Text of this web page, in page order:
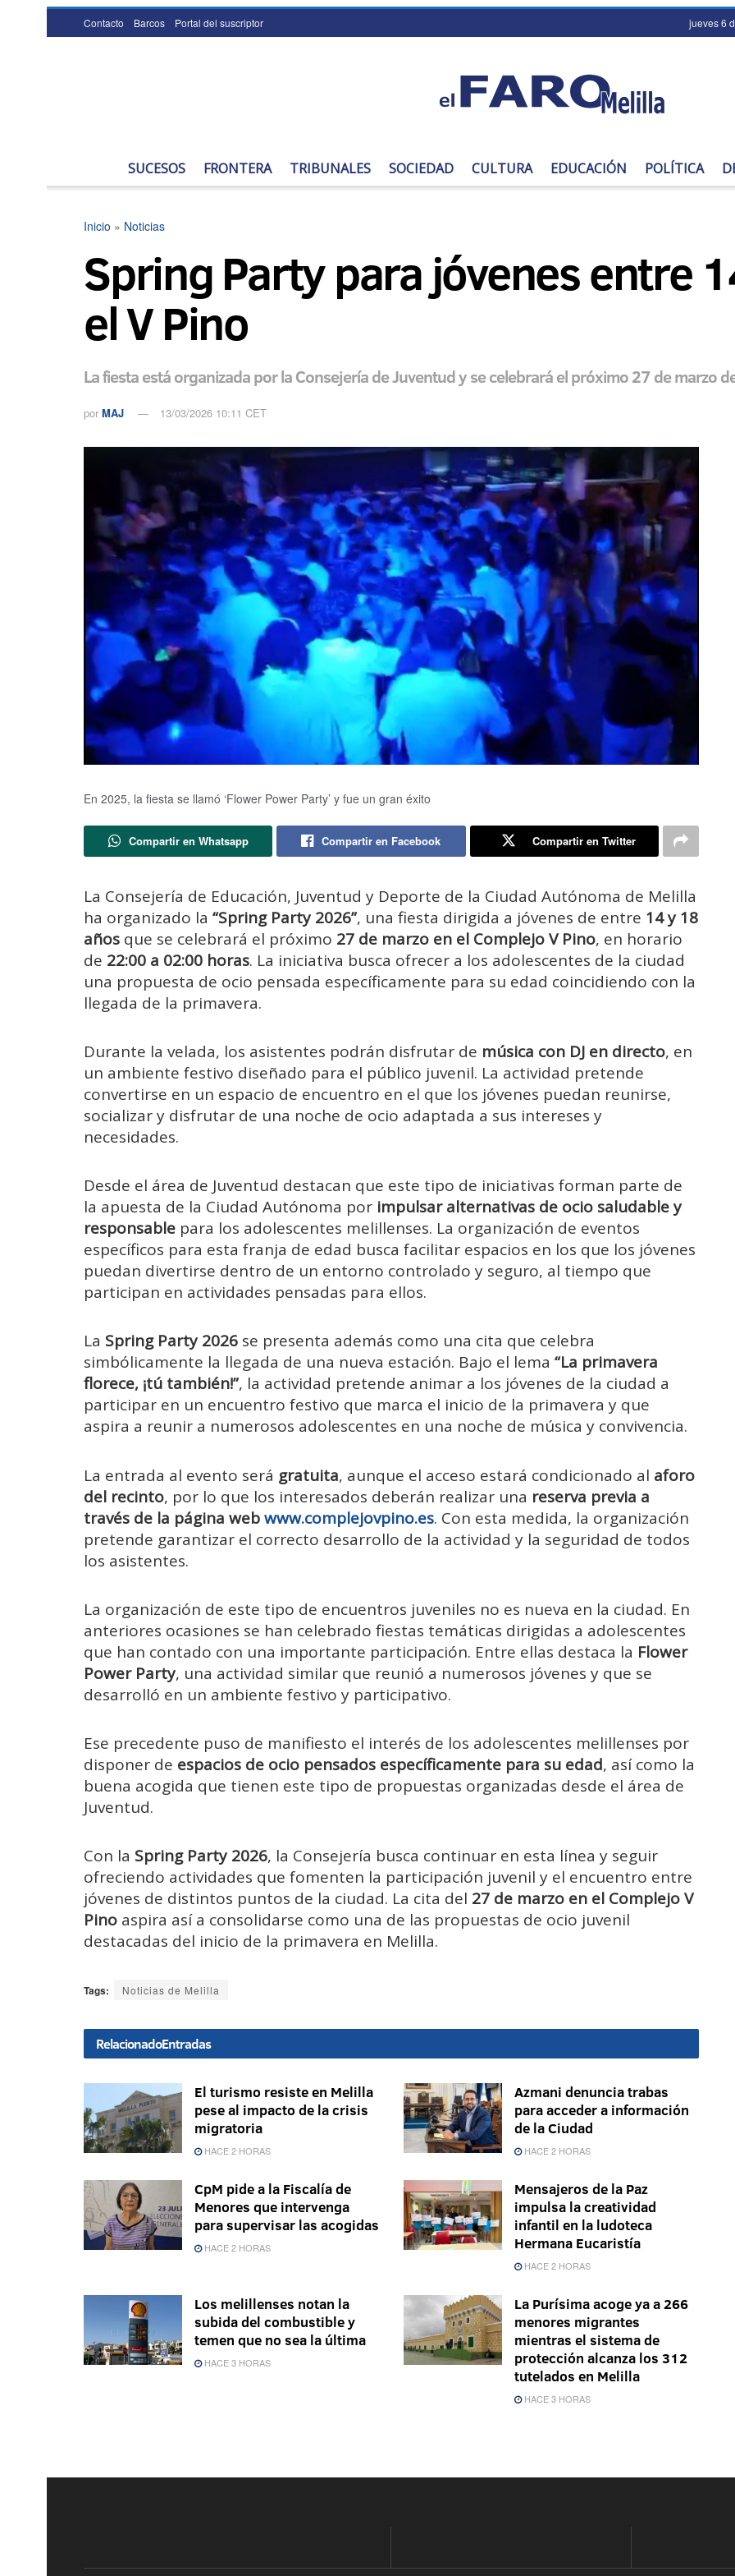
Contacto Barcos Portal del suscriptor jueves 6
SUCESOS FRONTERA TRIBUNALES SOCIEDAD CULTURA EDUCACIÓN POLÍTICA
Inicio » Noticias
Spring Party para jóvenes entre
el V Pino
La fiesta está organizada por la Consejería de Juventud y se celebrará el próximo 27 de marzo
por MAJ 13/03/2026 10:11 CET
En 2025, la fiesta se llamó ‘Flower Power Party’ y fue un gran éxito
Compartir en Whatsapp Compartir en Facebook Compartir en Twitter
La Consejería de Educación, Juventud y Deporte de la Ciudad Autónoma de Melilla
ha organizado la “Spring Party2026”, una fiesta dirigida a jóvenes de entre 14y18
años que se celebrará el próximo 27 de marzo en el ComplejoV Pino, en horario
de 22:00 a 02:00 horas. La iniciativa busca ofrecer a los adolescentes de la ciudad
una propuesta de ocio pensada específicamente para su edad coincidiendo con la
llegada de la primavera.
Durante la velada, los asistentes podrán disfrutar de música con DJ en directo, en
un ambiente festivo diseñado para el público juvenil. La actividad pretende
convertirse en un espacio de encuentro en el que los jóvenes puedan reunirse,
socializary disfrutar de una noche de ocio adaptada a sus intereses y
necesidades.
Desde el área de Juventud destacan que este tipo de iniciativas forman parte de
la apuesta de la Ciudad Autónoma por impulsaralternativas de ocio saludabley
responsable para los adolescentes melillenses. La organización de eventos
específicos para esta franja de edad busca facilitar espacios en los que los jóvenes
puedan divertirse dentro de un entorno controlado y seguro, al tiempo que
participan en actividades pensadas para ellos.
La Spring Party2026 se presenta además como una cita que celebra
simbólicamente la llegada de una nueva estación. Bajo el lema “La primavera
florece, ¡tú también!”, la actividad pretende animar a los jóvenes de la ciudad a
participar en un encuentro festivo que marca el inicio de la primavera y que
aspira a reunir a numerosos adolescentes en una noche de música y convivencia.
La entrada al evento será gratuita, aunque el acceso estará condicionado al aforo
del recinto, por lo que los interesados deberán realizar una reserva previa a
través de la página webwww.complejovpino.es. Con esta medida, la organización
pretende garantizar el correcto desarrollo de la actividad y la seguridad de todos
los asistentes.
La organización de este tipo de encuentros juveniles no es nueva en la ciudad. En
anteriores ocasiones se han celebrado fiestas temáticas dirigidas a adolescentes
que han contado con una importante participación. Entre ellas destaca la Flower
Power Party, una actividad similar que reunió a numerosos jóvenes y que se
desarrolló en un ambiente festivo y participativo.
Ese precedente puso de manifiesto el interés de los adolescentes melillenses por
disponer de espacios de ocio pensados específicamente para su edad, asícomo la
buena acogida que tienen este tipo de propuestas organizadas desde el área de
Juventud.
Con la Spring Party2026, la Consejería busca continuar en esta línea y seguir
ofreciendo actividades que fomenten la participación juvenil y el encuentro entre
jóvenes de distintos puntos de la ciudad. La cita del 27 de marzo en el ComplejoV
Pino aspira asía consolidarse como una de las propuestas de ocio juvenil
destacadas del inicio de la primavera en Melilla.
Tags: Noticias de Melilla
RelacionadoEntradas
El turismo resiste en Melilla
pese al impacto de la crisis
migratoria
HACE 2 HORAS
Azmani denuncia trabas
para acceder a información
de la Ciudad
HACE 2 HORAS
CpM pide a la Fiscalía de
Menores que intervenga
para supervisar las acogidas
HACE 2 HORAS
Mensajeros de la Paz
impulsa la creatividad
infantil en la ludoteca
Hermana Eucaristía
HACE 2 HORAS
Los melillenses notan la
subida del combustible y
temen que no sea la última
HACE 3 HORAS
La Purísima acoge ya a 266
menores migrantes
mientras el sistema de
protección alcanza los 312
tutelados en Melilla
HACE 3 HORAS